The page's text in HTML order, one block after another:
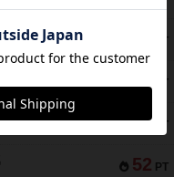
PT
PT
58 PT
52 PT